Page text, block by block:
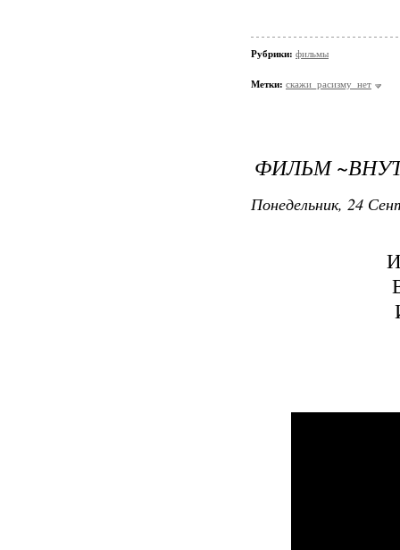
Рубрики: фильмы
Метки: скажи_расизму_нет
ФИЛЬМ
Понедельник, 24